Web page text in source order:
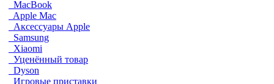
MacBook
Apple Mac
Аксессуары Apple
Samsung
Xiaomi
Уценённый товар
Dyson
Игровые приставки